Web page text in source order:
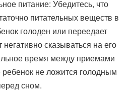
питание: Убедитесь, что
питательных веществ в
голоден или переедает
сказываться на его
время между приемами
не ложится голодным
сном.